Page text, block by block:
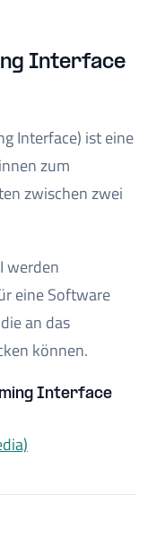
Interface
Interface) ist eine
zum
zwischen zwei
werden
eine Software
an das
können.
Interface